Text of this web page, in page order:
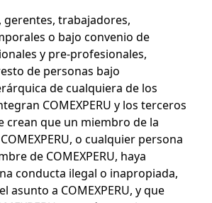
gerentes, trabajadores,
o bajo convenio de
y pre-profesionales,
de personas bajo
de cualquiera de los
COMEXPERU y los terceros
crean que un miembro de la
o cualquier persona
de COMEXPERU, haya
conducta ilegal o inapropiada,
asunto a COMEXPERU, y que